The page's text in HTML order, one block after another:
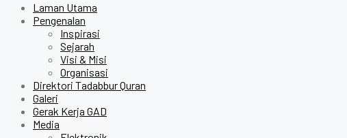
Laman Utama
Pengenalan
Inspirasi
Sejarah
Visi & Misi
Organisasi
Direktori Tadabbur Quran
Galeri
Gerak Kerja GAD
Media